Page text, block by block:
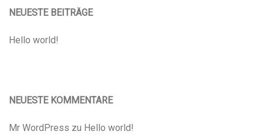
NEUESTE BEITRÄGE
Hello world!
NEUESTE KOMMENTARE
Mr WordPress zu Hello world!